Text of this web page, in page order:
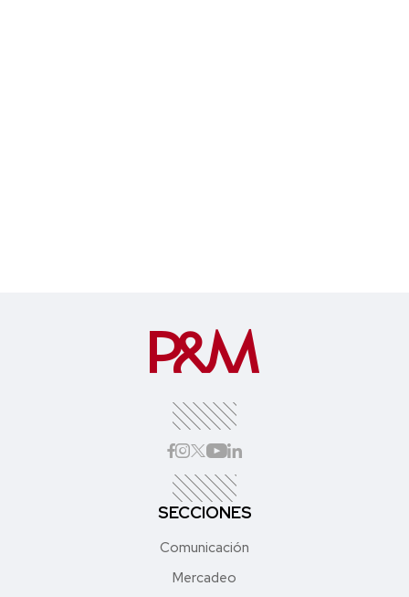
SECCIONES
Comunicación
Mercadeo